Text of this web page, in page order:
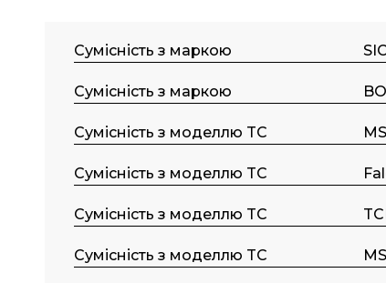
Сумісність з маркою
Сумісність з маркою
Сумісність з моделлю TC
Сумісність з моделлю TC
Сумісність з моделлю TC
Сумісність з моделлю TC